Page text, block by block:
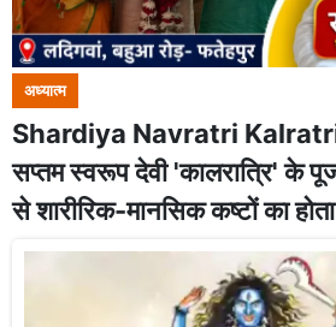
अध्यात्म
Shardiya Navratri Kalratri
सप्तम स्वरूप देवी 'कालरात्रि' के
से शारीरिक-मानसिक कष्टों का